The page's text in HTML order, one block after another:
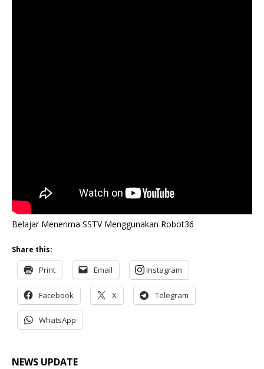
Belajar Menerima SSTV Menggunakan Robot36
Share this:
Print Email Instagram
Facebook X Telegram
WhatsApp
NEWS UPDATE